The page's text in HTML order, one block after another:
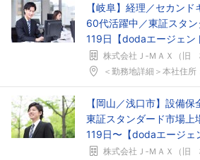
【岐阜】経理／セカン
60代活躍中／東証スタ
119日【dodaエージェン
株式会社Ｊ‐ＭＡＸ（旧
＜勤務地詳細＞本社住所：岐
【岡山／浅口市】設備
東証スタンダード市場上
119日〜【dodaエージェ
株式会社Ｊ‐ＭＡＸ（旧